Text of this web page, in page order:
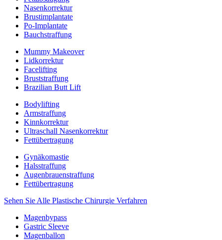
Nasenkorrektur
Brustimplantate
Po-Implantate
Bauchstraffung
Mummy Makeover
Lidkorrektur
Facelifting
Bruststraffung
Brazilian Butt Lift
Bodylifting
Armstraffung
Kinnkorrektur
Ultraschall Nasenkorrektur
Fettübertragung
Gynäkomastie
Halsstraffung
Augenbrauenstraffung
Fettübertragung
Sehen Sie Alle Plastische Chirurgie Verfahren
Magenbypass
Gastric Sleeve
Magenballon